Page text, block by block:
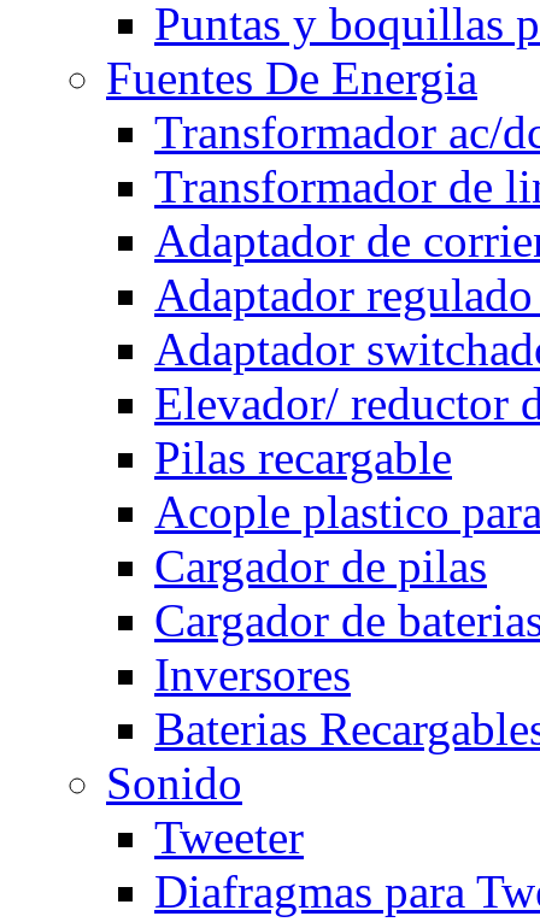
Puntas y boquillas
Fuentes De Energia
Transformador ac/
Transformador de
Adaptador de
Adaptador
Adaptador
Elevador/ reductor
Pilas recargable
Acople plastico
Cargador de pilas
Cargador de
Inversores
Baterias
Sonido
Tweeter
Diafragmas para